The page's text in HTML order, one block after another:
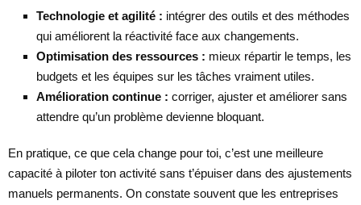
Technologie et agilité : intégrer des outils et des méthodes
qui améliorent la réactivité face aux changements.
Optimisation des ressources : mieux répartir le temps, les
budgets et les équipes sur les tâches vraiment utiles.
Amélioration continue : corriger, ajuster et améliorer sans
attendre qu’un problème devienne bloquant.
En pratique, ce que cela change pour toi, c’est une meilleure
capacité à piloter ton activité sans t’épuiser dans des ajustements
manuels permanents. On constate souvent que les entreprises